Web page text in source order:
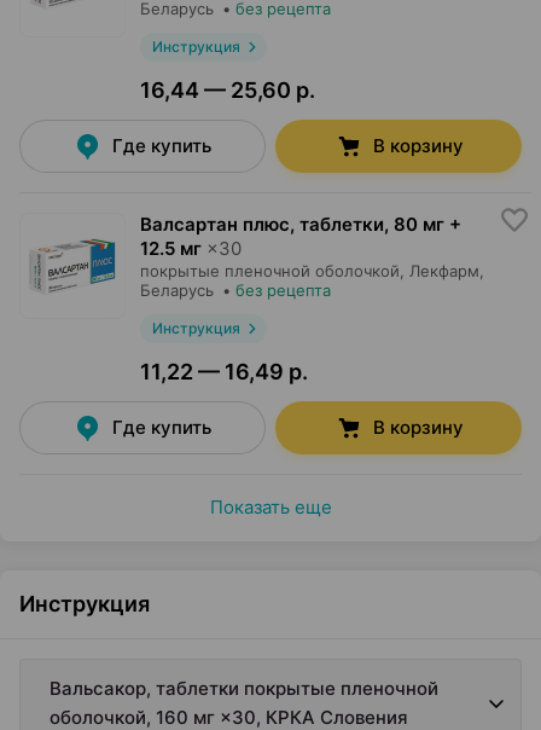
Беларусь • без рецепта
Инструкция
16,44 — 25,60 р.
Где купить В корзину
Валсартан плюс, таблетки, 80 мг +
12.5 мг ×30
покрытые пленочной оболочкой, Лекфарм
Беларусь • без рецепта
Инструкция
11,22 — 16,49 р.
Где купить В корзину
Показать еще
Инструкция
Вальсакор, таблетки покрытые пленочной
оболочкой, 160 мг ×30, КРКА Словения